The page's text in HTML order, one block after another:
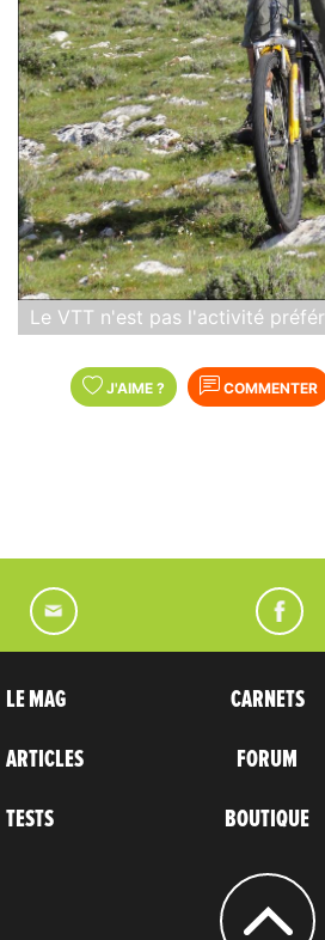
Le VTT n'est pas l'activité
J'AIME ? COMMENTER
LE MAG
ARTICLES
TESTS
CARNETS
FORUM
BOUTIQUE